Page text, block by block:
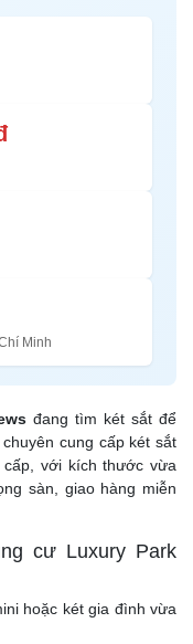
Minh
đang tìm két sắt để
cung cấp két sắt
với kích thước vừa
sàn, giao hàng miễn
cư Luxury Park
hoặc két gia đình vừa